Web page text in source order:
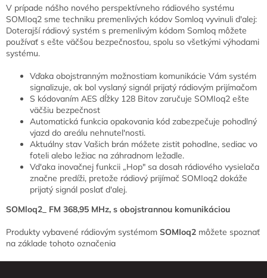
v
ý
p
i
V prípade nášho nového perspektívneho rádiového systému
SOMIoq2 sme techniku premenlivých kódov Somloq vyvinuli d'alej:
Doterajší rádiový systém s premenlivým kódom Somloq môžete
používať s ešte väčšou bezpečnosťou, spolu so všetkými výhodami
systému.
Vďaka obojstranným možnostiam komunikácie Vám systém
signalizuje, ak bol vyslaný signál prijatý rádiovým prijímačom
S kódovaním AES dĺžky 128 Bitov zaručuje SOMIoq2 ešte
väčšiu bezpečnost
Automatická funkcia opakovania kód zabezpečuje pohodlný
vjazd do areálu nehnutel'nosti.
Aktuálny stav Vašich brán móžete zistit pohodlne, sediac vo
foteli alebo ležiac na záhradnom ležadle.
Vd'aka inovačnej funkcii „Hop" sa dosah rádiového vysielača
značne predíži, pretože rádiový prijímač SOMIoq2 dokáže
prijatý signál poslať d'alej.
SOMloq2_ FM 368,95 MHz, s obojstrannou komunikáciou
Produkty vybavené rádiovým systémom SOMIoq2 môžete spoznať
na základe tohoto označenia
Z